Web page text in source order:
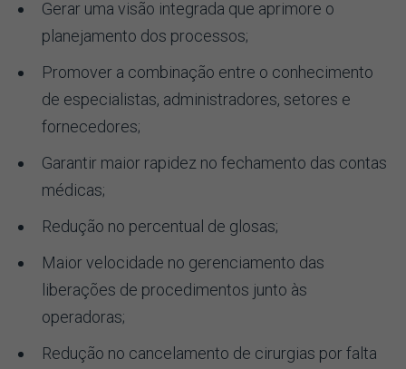
Gerar uma visão integrada que aprimore o
planejamento dos processos;
Promover a combinação entre o conhecimento
de especialistas, administradores, setores e
fornecedores;
Garantir maior rapidez no fechamento das contas
médicas;
Redução no percentual de glosas;
Maior velocidade no gerenciamento das
liberações de procedimentos junto às
operadoras;
Redução no cancelamento de cirurgias por falta